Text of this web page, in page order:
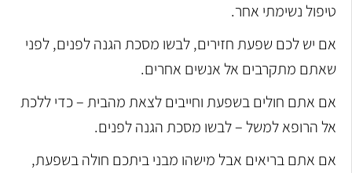
טיפול נשימתי אחר.
אם יש לכם שפעת חזירים, לבשו מסכת הגנה לפנים, לפני
שאתם מתקרבים אל אנשים אחרים.
אם אתם חולים בשפעת וחייבים לצאת מהבית – כדי ללכת
אל הרופא למשל – לבשו מסכת הגנה לפנים.
אם אתם בריאים אבל מישהו מבני ביתכם חולה בשפעת,